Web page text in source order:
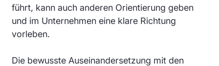
führt, kann auch anderen Orientierung geben
und im Unternehmen eine klare Richtung
vorleben.
Die bewusste Auseinandersetzung mit den